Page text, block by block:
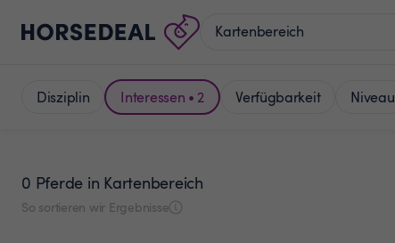
Disziplin Interessen • 2 Verfügbarkeit Niveau
0 Pferde in Kartenbereich
So sortieren wir Ergebnisse